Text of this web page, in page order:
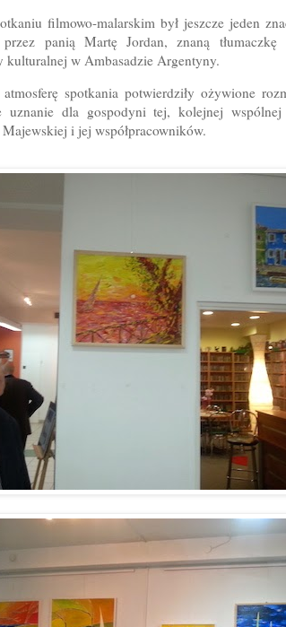
filmowo-malarskim był jeszcze jeden
panią Martę Jordan, znaną
kulturalnej w Ambasadzie Argentyny.
atmosferę spotkania potwierdziły ożywione
uznanie dla gospodyni tej, kolejnej
i jej współpracowników.